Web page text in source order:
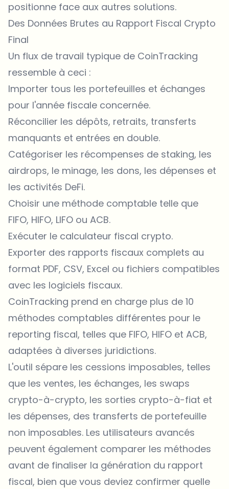
positionne face aux autres solutions.
Des Données Brutes au Rapport Fiscal Crypto
Final
Un flux de travail typique de CoinTracking
ressemble à ceci :
Importer tous les portefeuilles et échanges
pour l'année fiscale concernée.
Réconcilier les dépôts, retraits, transferts
manquants et entrées en double.
Catégoriser les récompenses de staking, les
airdrops, le minage, les dons, les dépenses et
les activités DeFi.
Choisir une méthode comptable telle que
FIFO, HIFO, LIFO ou ACB.
Exécuter le calculateur fiscal crypto.
Exporter des rapports fiscaux complets au
format PDF, CSV, Excel ou fichiers compatibles
avec les logiciels fiscaux.
CoinTracking prend en charge plus de 10
méthodes comptables différentes pour le
reporting fiscal, telles que FIFO, HIFO et ACB,
adaptées à diverses juridictions.
L'outil sépare les cessions imposables, telles
que les ventes, les échanges, les swaps
crypto-à-crypto, les sorties crypto-à-fiat et
les dépenses, des transferts de portefeuille
non imposables. Les utilisateurs avancés
peuvent également comparer les méthodes
avant de finaliser la génération du rapport
fiscal, bien que vous deviez confirmer quelle